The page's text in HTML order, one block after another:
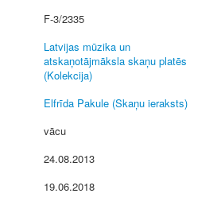
F-3/2335
Latvijas mūzika un
atskaņotājmāksla skaņu platēs
(Kolekcija)
Elfrīda Pakule (Skaņu ieraksts)
vācu
24.08.2013
19.06.2018